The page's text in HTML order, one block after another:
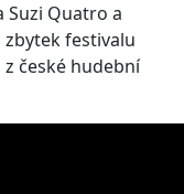
Suzi Quatro a
festivalu
české hudební